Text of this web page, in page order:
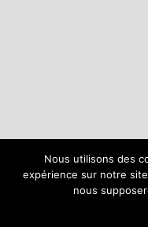
Nous utilisons des
expérience sur notre
nous